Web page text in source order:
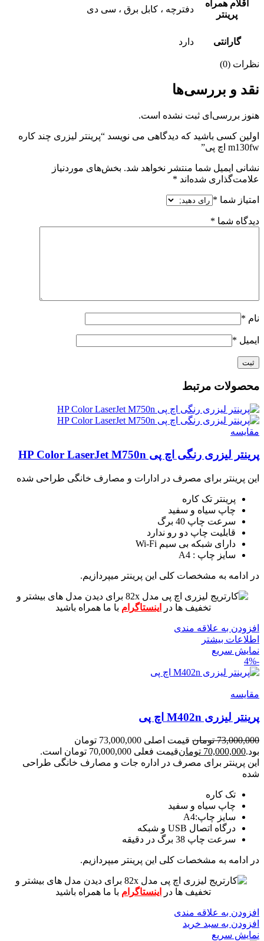
اقلام همراه
پرینتر
دفترچه ، کابل برق ، سی دی
گارانتی دارد
نظرات (0)
نقد و بررسی‌ها
هنوز بررسی‌ای ثبت نشده است.
اولین کسی باشید که دیدگاهی می نویسد “پرینتر لیزری چند کاره
m130fw اچ پی”
نشانی ایمیل شما منتشر نخواهد شد. بخش‌های موردنیاز
علامت‌گذاری شده‌اند *
امتیاز شما *
دیدگاه شما *
نام *
ایمیل *
محصولات مرتبط
مقايسه
پرینتر لیزری رنگی اچ پی HP Color LaserJet M750n
این پرینتر برای مصرف در ادارات و مصارف خانگی طراحی شده
پرینتر تک کاره
چاپ سیاه و سفید
سرعت چاپ 40 برگ
قابلیت چاپ دو رو ندارد
دارای شبکه بی سیم Wi-Fi
سایز چاپ : A4
در ادامه به مشخصات کلی این پرینتر میپردازیم.
برای دیدن مدل های بیشتر و
تخفیف ها در
اینستاگرام با ما همراه باشید
افزودن به علاقه مندی
اطلاعات بیشتر
نمایش سریع
-4%
مقايسه
پرینتر لیزری M402n اچ پی
73,000,000 تومان
قیمت اصلی 73,000,000 تومان
بود.70,000,000 تومانقیمت فعلی 70,000,000 تومان است.
این پرینتر برای مصرف در اداره جات و مصارف خانگی طراحی
شده
تک کاره
چاپ سیاه و سفید
سایز چاپ:A4
درگاه اتصال USB و شبکه
سرعت چاپ 38 برگ در دقیقه
در ادامه به مشخصات کلی این پرینتر میپردازیم.
برای دیدن مدل های بیشتر و
تخفیف ها در
اینستاگرام با ما همراه باشید
افزودن به علاقه مندی
افزودن به سبد خرید
نمایش سریع